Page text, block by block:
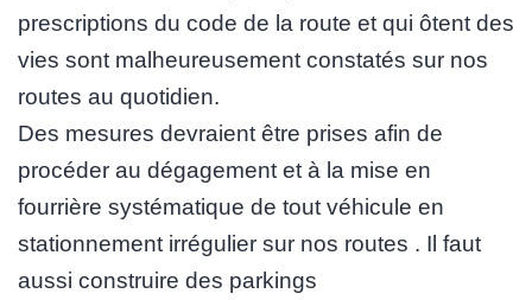
prescriptions du code de la route et qui ôtent des
vies sont malheureusement constatés sur nos
routes au quotidien.
Des mesures devraient être prises afin de
procéder au dégagement et à la mise en
fourrière systématique de tout véhicule en
stationnement irrégulier sur nos routes . Il faut
aussi construire des parkings